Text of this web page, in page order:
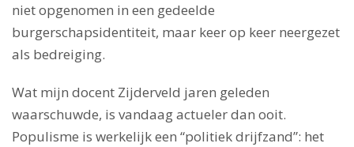
niet opgenomen in een gedeelde
burgerschapsidentiteit, maar keer op keer neergezet
als bedreiging.
Wat mijn docent Zijderveld jaren geleden
waarschuwde, is vandaag actueler dan ooit.
Populisme is werkelijk een “politiek drijfzand”: het